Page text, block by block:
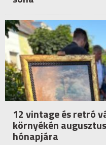
12 vintage és retró
környékén
hónapjára